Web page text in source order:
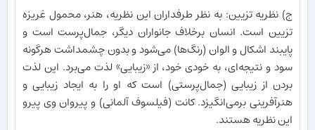
ج) نظریه تزیین: به نظر طرفداران این نظریه، هنر، محمول غریزه
تزیین است. انسان برخلاف جانواران دیگر، جمال‌پرست است و
پایبند اشکال و الوان (رنگ‌ها) می‌شود و بدون چشمداشت هرگونه
سود و نتیجه‌ای، به خودی خود، از «زیبایی» لذت می‌برد. این لذت
بردن از زیبایی (جمال‌پرستی) است که او را به ایجاد زیبایی و
هنرآفرینی برمی‌انگیزد. کانت (فیلسوف آلمانی) و پیروان وی پیرو
این نظریه هستند.